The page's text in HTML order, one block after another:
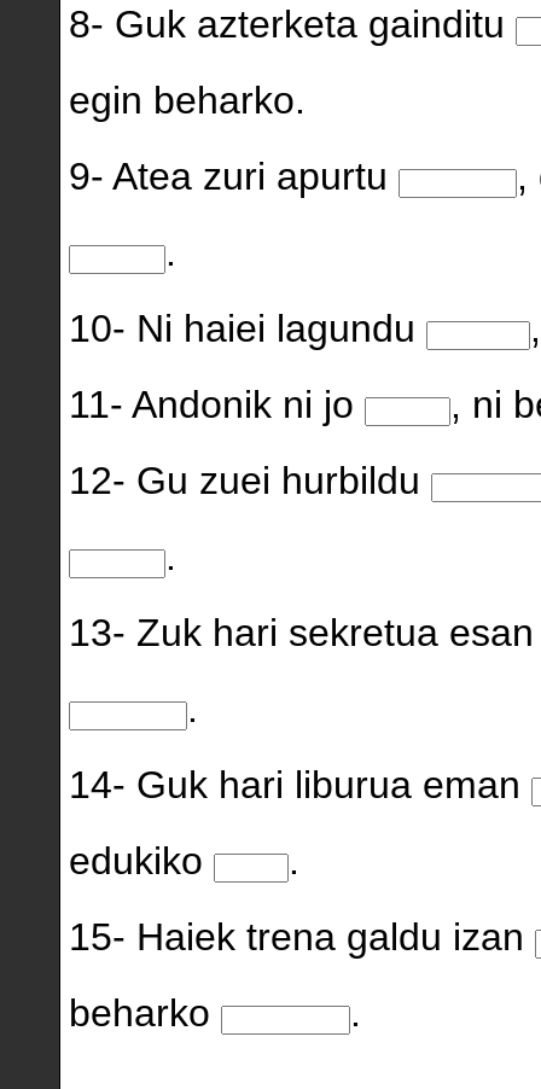
8- Guk azterketa gainditu
egin beharko.
9- Atea zuri apurtu
,
.
10- Ni haiei lagundu
11- Andonik ni jo
, ni
12- Gu zuei hurbildu
.
13- Zuk hari sekretua
.
14- Guk hari liburua eman
edukiko
.
15- Haiek trena galdu izan
beharko
.